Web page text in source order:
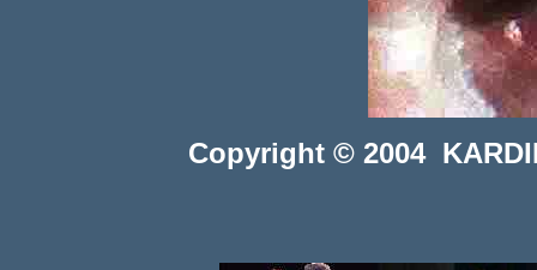
Copyright © 2004